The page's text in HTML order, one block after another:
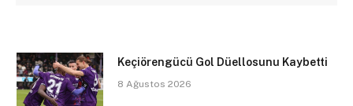
Keçiörengücü Gol Düellosunu Kaybetti
8 Ağustos 2026